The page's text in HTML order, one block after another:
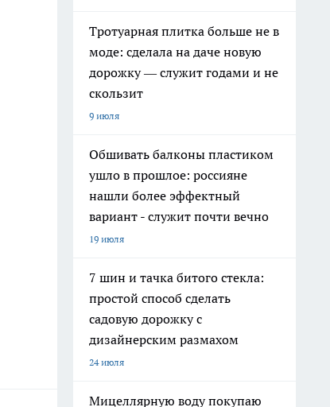
Тротуарная плитка больше не в
моде: сделала на даче новую
дорожку — служит годами и не
скользит
9 июля
Обшивать балконы пластиком
ушло в прошлое: россияне
нашли более эффектный
вариант - служит почти вечно
19 июля
7 шин и тачка битого стекла:
простой способ сделать
садовую дорожку с
дизайнерским размахом
24 июля
Мицеллярную воду покупаю